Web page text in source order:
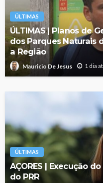
ÚLTIMAS
ÚLTIMAS | Planos de
dos Parques Naturais
a Região
Mauricio De Jesus 1 dia
ÚLTIMAS
AÇORES | Execução
do PRR